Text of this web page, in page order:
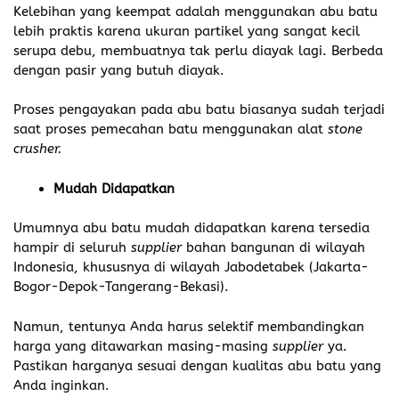
Kelebihan yang keempat adalah menggunakan abu batu
lebih praktis karena ukuran partikel yang sangat kecil
serupa debu, membuatnya tak perlu diayak lagi. Berbeda
dengan pasir yang butuh diayak.
Proses pengayakan pada abu batu biasanya sudah terjadi
saat proses pemecahan batu menggunakan alat stone
crusher.
Mudah Didapatkan
Umumnya abu batu mudah didapatkan karena tersedia
hampir di seluruh supplierbahan bangunan di wilayah
Indonesia, khususnya di wilayah Jabodetabek (Jakarta-
Bogor-Depok-Tangerang-Bekasi).
Namun, tentunya Anda harus selektif membandingkan
harga yang ditawarkan masing-masing supplier ya.
Pastikan harganya sesuai dengan kualitas abu batu yang
Anda inginkan.